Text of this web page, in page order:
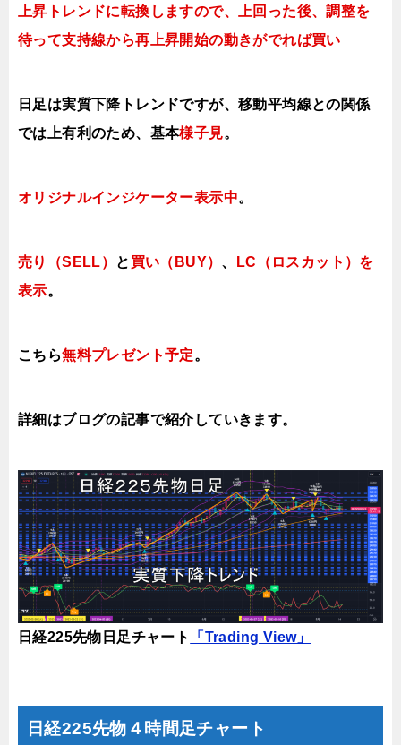
上昇トレンドに転換しますので、上回った後、調整を
待って支持線から再上昇開始の動きがでれば買い
日足は実質下降トレンドですが、移動平均線との関係
では上有利のため、基本様子見。
オリジナルインジケーター表示中。
売り（SELL） と 買い（BUY） 、
LC（ロスカット）を
表示。
こちら無料プレゼント予定。
詳細はブログの記事で紹介していき ます。
日経225先物日足チャート 「Trading View」
日経225先物４時間足チャート